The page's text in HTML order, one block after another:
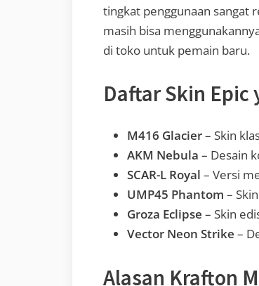
tingkat penggunaan sangat
masih bisa
di toko untuk pemain baru.
Daftar Skin Epic
M416 Glacier– Skin
AKM Nebula – Desain
SCAR-L Royal – Versi
UMP45 Phantom –
Groza Eclipse – Skin
Vector Neon Strike –
Alasan Krafton